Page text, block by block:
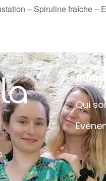
– Spiruline fraîche –
Qui